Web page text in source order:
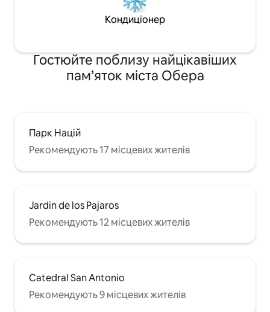
Кондиціонер
Гостюйте поблизу найцікавіших
пам’яток міста Обера
Парк Націй
Рекомендують 17 місцевих жителів
Jardin de los Pajaros
Рекомендують 12 місцевих жителів
Catedral San Antonio
Рекомендують 9 місцевих жителів